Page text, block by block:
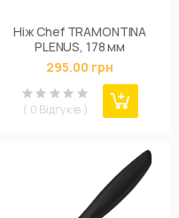
Ніж Chef TRAMONTINA
PLENUS, 178 мм
295.00 грн
( 0 Відгуків )